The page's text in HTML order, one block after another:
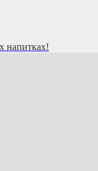
напитках!